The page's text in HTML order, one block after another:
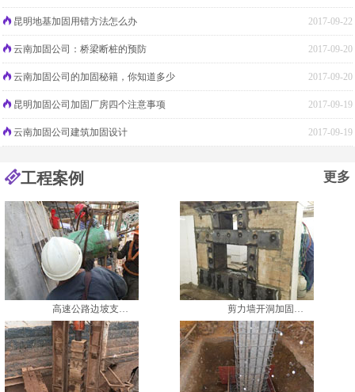
昆明地基加固用错方法怎么办 2017-09-22
云南加固公司：桥梁断桩的预防 2017-09-20
云南加固公司的加固秘籍，你知道多少 2017-09-20
昆明加固公司加固厂房四个注意事项 2017-09-19
云南加固公司建筑加固设计 2017-09-19
工程案例 更多
高速公路边坡支… 剪力墙开洞加固…